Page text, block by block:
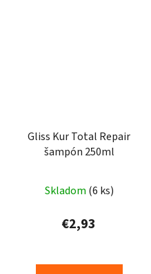
Gliss Kur Total Repair
šampón 250ml
Skladom (6 ks)
€2,93